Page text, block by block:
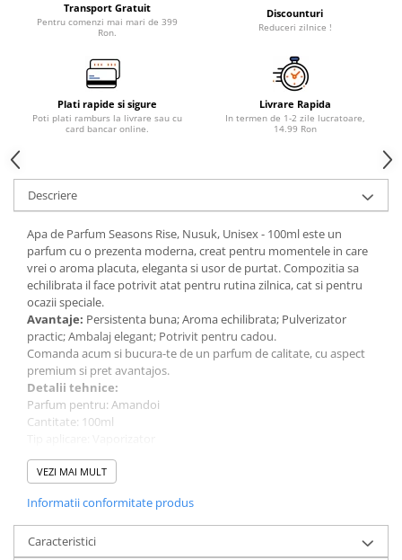
Transport Gratuit
Pentru comenzi mai mari de 399
Ron.
Discounturi
Reduceri zilnice !
Plati rapide si sigure
Poti plati ramburs la livrare sau cu
card bancar online.
Livrare Rapida
In termen de 1-2 zile lucratoare,
14.99 Ron
Descriere
Apa de Parfum Seasons Rise, Nusuk, Unisex - 100ml este un
parfum cu o prezenta moderna, creat pentru momentele in care
vrei o aroma placuta, eleganta si usor de purtat. Compozitia sa
echilibrata il face potrivit atat pentru rutina zilnica, cat si pentru
ocazii speciale.
Avantaje: Persistenta buna; Aroma echilibrata; Pulverizator
practic; Ambalaj elegant; Potrivit pentru cadou.
Comanda acum si bucura-te de un parfum de calitate, cu aspect
premium si pret avantajos.
Detalii tehnice:
Parfum pentru: Amandoi
Cantitate: 100ml
Tip de parfum: Apa de parfum (EDP)
Brand: Riiffs
VEZI MAI MULT
Informatii conformitate produs
Caracteristici